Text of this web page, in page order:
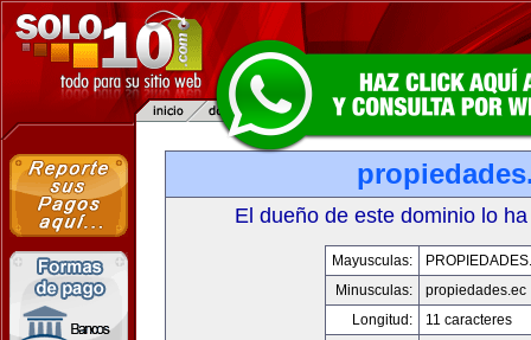
El dueño de este dominio lo
Mayusculas:
Minusculas:
propiedades.ec
Longitud:
11 caracteres